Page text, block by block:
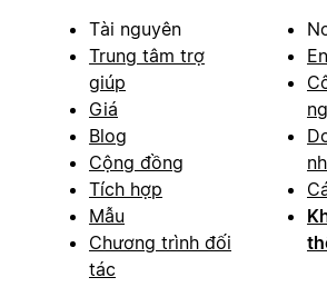
Tài nguyên
Trung tâm trợ
giúp
Giá
Blog
Cộng đồng
Tích hợp
Mẫu
Chương trình đối
tác